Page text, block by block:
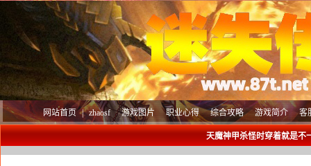
客
游戏简介
综合攻略
职业心得
游戏图片
zhaosf
网站首页 |
天魔神甲杀怪时穿着就是不